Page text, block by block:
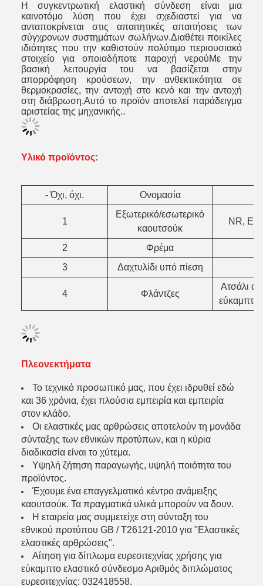
Η συγκεντρωτική ελαστική σύνδεση είναι μια
καινοτόμο λύση που έχει σχεδιαστεί για να
ανταποκρίνεται στις απαιτητικές απαιτήσεις των
σύγχρονων συστημάτων σωλήνων.Διαθέτει ποικίλες
ιδιότητες που την καθιστούν πολύτιμο περιουσιακό
στοιχείο για οποιαδήποτε παροχή νερούΜε την
βασική λειτουργία του να βασίζεται στην
απορρόφηση κρούσεων, την ανθεκτικότητα σε
θερμοκρασίες, την αντοχή στο κενό και την αντοχή
στη διάβρωση,Αυτό το προϊόν αποτελεί παράδειγμα
αριστείας της μηχανικής..
Υλικό προϊόντος:
- Όχι, όχι. Ονομασία
1
Εξωτερικό/εσωτερικό
καουτσούκ
NR,
2 Φρέμα
3
Δαχτυλίδι υπό πίεση
4 Φλάντζες
Ατσάλι
εύκαμπτο
Πλεονεκτήματα
Το τεχνικό προσωπικό μας, που έχει ιδρυθεί εδώ
και 36 χρόνια, έχει πλούσια εμπειρία και εμπειρία
στον κλάδο.
Οι ελαστικές μας αρθρώσεις αποτελούν τη μονάδα
σύνταξης των εθνικών προτύπων, και η κύρια
διαδικασία είναι το χύτεμα.
Υψηλή ζήτηση παραγωγής, υψηλή ποιότητα του
προϊόντος.
Έχουμε ένα επαγγελματικό κέντρο ανάμειξης
καουτσούκ. Τα πραγματικά υλικά μπορούν να δουν.
Η εταιρεία μας συμμετείχε στη σύνταξη του
εθνικού προτύπου GB / T26121-2010 για "Ελαστικές
ελαστικές αρθρώσεις".
Αίτηση για δίπλωμα ευρεσιτεχνίας χρήσης για
εύκαμπτο ελαστικό σύνδεσμο Αριθμός διπλώματος
ευρεσιτεχνίας: 032418558.